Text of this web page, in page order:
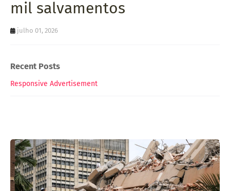
mil salvamentos
julho 01, 2026
Recent Posts
Responsive Advertisement